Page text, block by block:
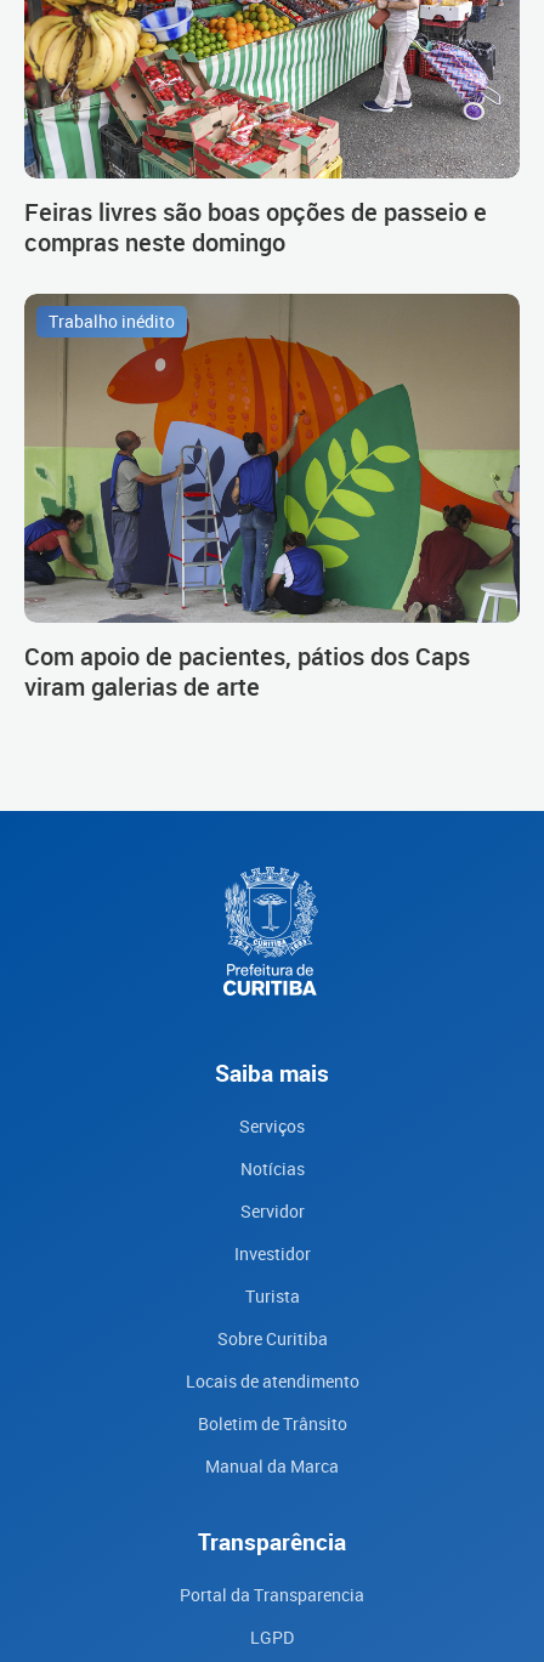
Feiras livres são boas opções de passeio e
compras neste domingo
Trabalho inédito
Com apoio de pacientes, pátios dos Caps
viram galerias de arte
Saiba mais
Serviços
Notícias
Servidor
Investidor
Turista
Sobre Curitiba
Locais de atendimento
Boletim de Trânsito
Manual da Marca
Transparência
Portal da Transparencia
LGPD